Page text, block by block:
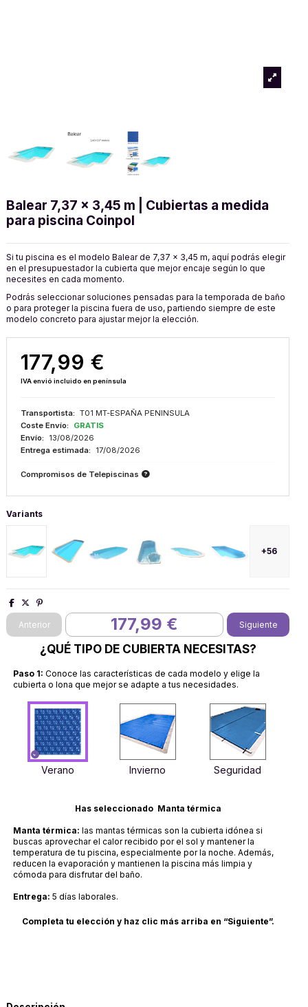
Balear 7,37 x 3,45 m | Cubiertas a medida
para piscina Coinpol
Si tu piscina es el modelo Balear de 7,37 x 3,45 m, aquí podrás elegir
en el presupuestador la cubierta que mejor encaje según lo que
necesites en cada momento.
Podrás seleccionar soluciones pensadas para la temporada de baño
o para proteger la piscina fuera de uso, partiendo siempre de este
modelo concreto para ajustar mejor la elección.
177,99 €
IVA envió incluido en península
Transportista: T01 MT-ESPAÑA PENINSULA
Coste Envío:
GRATIS
Envío:
13/08/2026
Entrega estimada:
17/08/2026
Compromisos de Telepiscinas
Variants
+56
177,99 €
¿QUÉ TIPO DE CUBIERTA NECESITAS?
Paso 1: Conoce las características de cada modelo y elige la
cubierta o lona que mejor se adapte a tus necesidades.
Verano Invierno Seguridad
Has seleccionado Manta térmica
Manta térmica: las mantas térmicas son la cubierta idónea si
buscas aprovechar el calor recibido por el sol y mantener la
temperatura de tu piscina, especialmente por la noche. Además,
reducen la evaporación y mantienen la piscina más limpia y
cómoda para disfrutar del baño.
Entrega: 5 días laborales.
Completa tu elección y haz clic más arriba en “Siguiente”.